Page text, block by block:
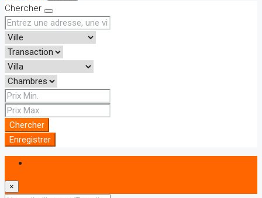
Chercher
Chercher
Enregistrer
×